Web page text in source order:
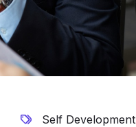
Self Development